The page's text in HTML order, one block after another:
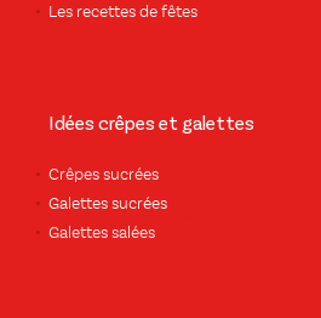
Les recettes de fêtes
Idées crêpes et galettes
Crêpes sucrées
Galettes sucrées
Galettes salées